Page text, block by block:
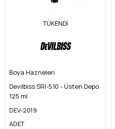
TÜKENDI
Boya Hazneleri
Devilbiss SRI-510 - Üsten Depo
125 ml
DEV-2019
ADET